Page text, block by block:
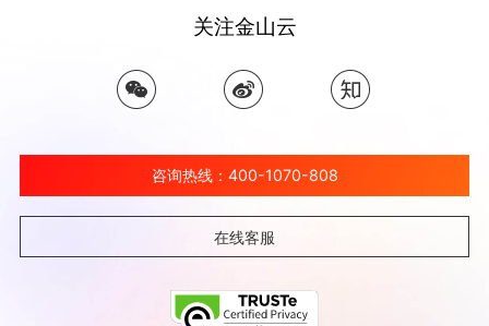
关注金山云
咨询热线：400-1070-808
在线客服